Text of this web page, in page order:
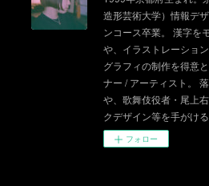
造形芸術大学）情報デ
ンコース卒業。 漢字を
や、イラストレーショ
グラフィの制作を得意
ナー / アーティスト。
や、歌舞伎役者・尾上
クデザイン等を手がける
フォロー